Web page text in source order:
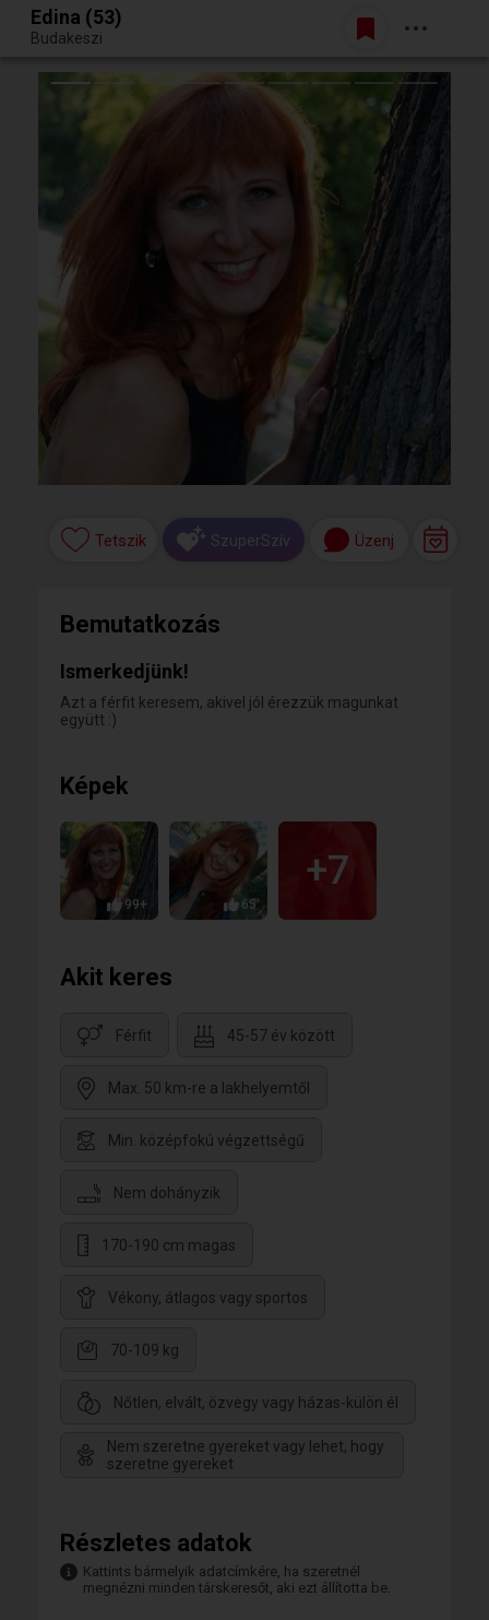
Egy jó randiból bármi lehet.
Belépés
Edina (53)
Budakeszi
Tetszik SzuperSzív Üzenj
Bemutatkozás
Ismerkedjünk!
Azt a férfit keresem, akivel jól érezzük magunkat
együtt :)
Képek
99+ 65
+7
Akit keres
Férfit 45-57 év között
Max. 50 km-re a lakhelyemtől
Min. középfokú végzettségű
Nem dohányzik
170-190 cm magas
Vékony, átlagos vagy sportos
70-109 kg
Nőtlen, elvált, özvegy vagy házas-külön él
Nem szeretne gyereket vagy lehet, hogy
szeretne gyereket
Részletes adatok
Kattints bármelyik adatcímkére, ha szeretnél
megnézni minden társkeresőt, aki ezt állította be.